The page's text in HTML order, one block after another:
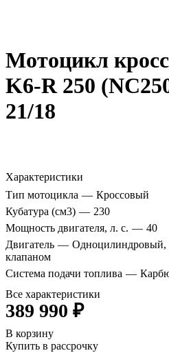
Мотоцикл
K6-R 250
21/18
Характеристики
Тип мотоцикла — Кроссовый
Кубатура (см3) — 230
Мощность двигателя, л. с. — 40
Двигатель — Одноцилиндровый,
клапаном
Система подачи топлива —
Все характеристики
389 990 ₽
В корзину
Купить в рассрочку